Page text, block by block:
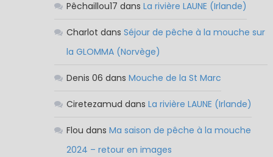
Pêchaillou17 dans La rivière LAUNE (Irlande)
Charlot dans Séjour de pêche à la mouche sur
la GLOMMA (Norvège)
Denis 06 dans Mouche de la St Marc
Ciretezamud dans La rivière LAUNE (Irlande)
Flou dans Ma saison de pêche à la mouche
2024 – retour en images